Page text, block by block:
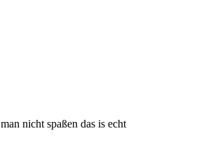
nicht spaßen das is echt